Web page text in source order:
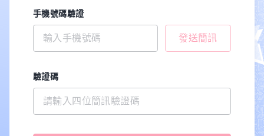
手機號碼驗證
發送簡訊
驗證碼